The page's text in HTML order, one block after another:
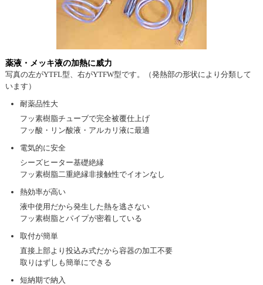
薬液・メッキ液の加熱に威力
写真の左がYTFL型、右がYTFW型です。（発熱部の形状により分類して
います）
耐薬品性大
フッ素樹脂チューブで完全被覆仕上げ
フッ酸・リン酸液・アルカリ液に最適
電気的に安全
シーズヒーター基礎絶縁
フッ素樹脂二重絶縁非接触性でイオンなし
熱効率が高い
液中使用だから発生した熱を逃さない
フッ素樹脂とパイプが密着している
取付が簡単
直接上部より投込み式だから容器の加工不要
取りはずしも簡単にできる
短納期で納入